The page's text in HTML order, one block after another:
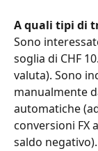
A quali tipi di
Sono
soglia di CHF
valuta). Sono
manualmente
automatiche
conversioni FX
saldo negativo).